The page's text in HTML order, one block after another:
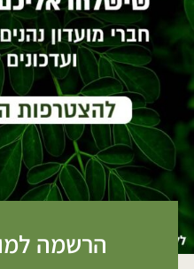
הרשמה